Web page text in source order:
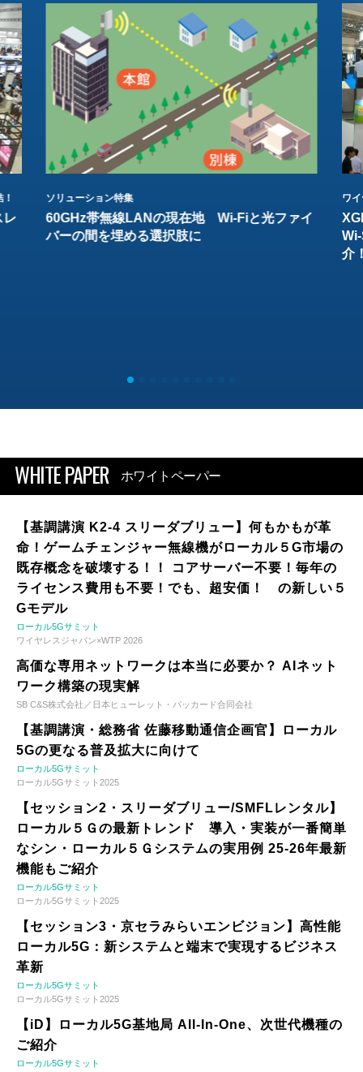
レ
ソリューション特集
60GHz帯無線LANの現在地 Wi-Fiと光ファイ
バーの間を埋める選択肢に
ワ
介
WHITE PAPER ホワイトペーパー
【基調講演 K2-4 スリーダブリュー】何もかもが革
命！ゲームチェンジャー無線機がローカル５G市場の
既存概念を破壊する！！ コアサーバー不要！毎年の
ライセンス費用も不要！でも、超安価！ の新しい５
Gモデル
ローカル5Gサミット
ワイヤレスジャパン×WTP 2026
高価な専用ネットワークは本当に必要か？ AIネット
ワーク構築の現実解
SB C&S株式会社／日本ヒューレット・パッカード合同会社
【基調講演・総務省 佐藤移動通信企画官】ローカル
5Gの更なる普及拡大に向けて
ローカル5Gサミット
ローカル5Gサミット2025
【セッション2・スリーダブリュー/SMFLレンタル】
ローカル５Ｇの最新トレンド 導入・実装が一番簡単
なシン・ローカル５Ｇシステムの実用例 25-26年最新
機能もご紹介
ローカル5Gサミット
ローカル5Gサミット2025
【セッション3・京セラみらいエンビジョン】高性能
ローカル5G：新システムと端末で実現するビジネス
革新
ローカル5Gサミット
ローカル5Gサミット2025
【iD】ローカル5G基地局 All-In-One、次世代機種の
ご紹介
ローカル5Gサミット